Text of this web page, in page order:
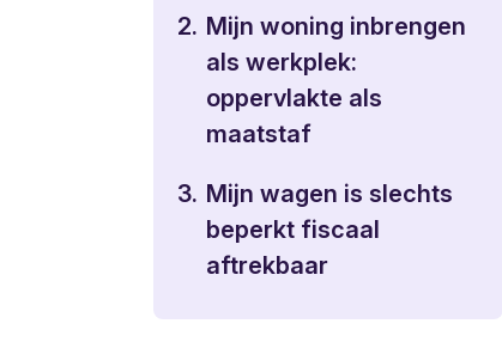
2. Mijn woning inbrengen
als werkplek:
oppervlakte als
maatstaf
3. Mijn wagen is slechts
beperkt fiscaal
aftrekbaar